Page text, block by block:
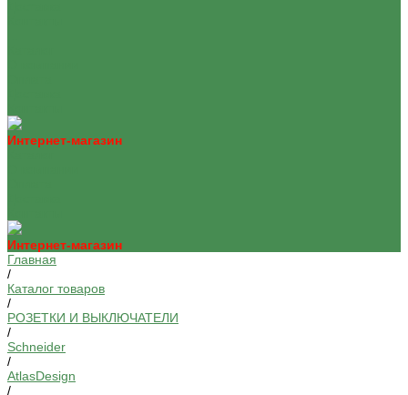
Интернет-магазин
Интернет-магазин
Главная
/
Каталог товаров
/
РОЗЕТКИ И ВЫКЛЮЧАТЕЛИ
/
Schneider
/
AtlasDesign
/